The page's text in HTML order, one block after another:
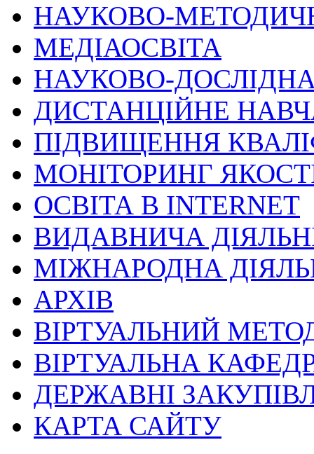
НАУКОВО-
МЕДІАОСВІТА
НАУКОВО-
ДИСТАНЦІЙНЕ
ПІДВИЩЕННЯ
МОНІТОРИНГ
ОСВІТА В INTERNET
ВИДАВНИЧА
МІЖНАРОДНА
АРХІВ
ВІРТУАЛЬНИЙ
ВІРТУАЛЬНА
ДЕРЖАВНІ
КАРТА САЙТУ